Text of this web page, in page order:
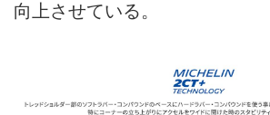
向上させている。